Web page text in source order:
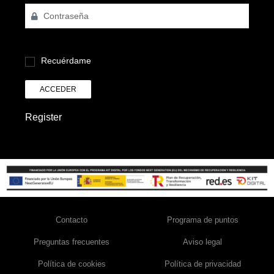
Recuérdame
ACCEDER
Register
Contacto Programa de puntos
Preguntas frecuentes Aviso legal
Política de cookies Política de privacidad